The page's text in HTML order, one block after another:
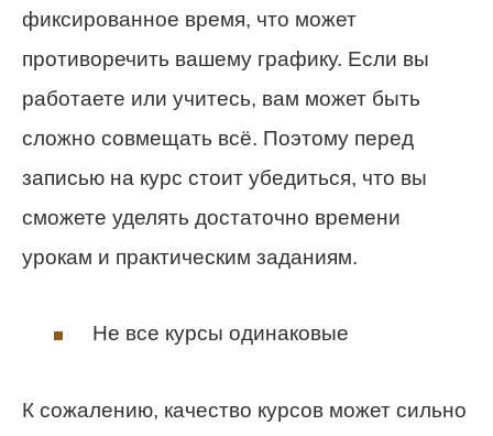
фиксированное время, что может
противоречить вашему графику. Если вы
работаете или учитесь, вам может быть
сложно совмещать всё. Поэтому перед
записью на курс стоит убедиться, что вы
сможете уделять достаточно времени
урокам и практическим заданиям.
Не все курсы одинаковые
К сожалению, качество курсов может сильно